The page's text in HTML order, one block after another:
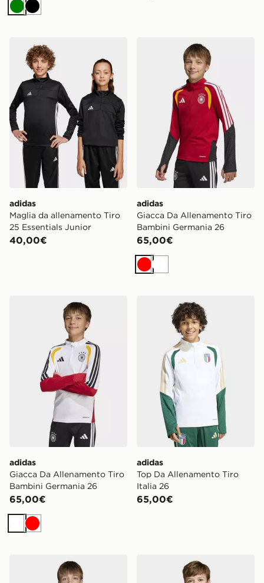
Verde
Nero
adidas Maglia da allenamento Tiro 25 Essentials Junior
adidas
Maglia da allenamento Tiro
25 Essentials Junior
40,00€
adidas Giacca Da
adidas
Giacca Da Allenamento Tiro
Bambini Germania 26
65,00€
RossoBianco
adidas Giacca Da Allenamento Tiro Bambini Germania
adidas
Giacca Da Allenamento Tiro
Bambini Germania 26
65,00€
BiancoRosso
adidas Top Da
adidas
Top Da Allenamento Tiro
Italia 26
65,00€
adidas Top Da Allenamento Tiro26 League Kids
adidas Giacca da